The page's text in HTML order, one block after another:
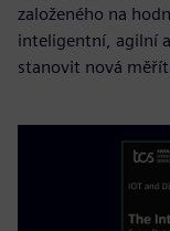
založeného na
inteligentní, agilní
stanovit nová